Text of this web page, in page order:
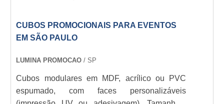
CUBOS PROMOCIONAIS PARA EVENTOS
EM SÃO PAULO
LUMINA PROMOCAO / SP
Cubos modulares em MDF, acrílico ou PVC
espumado, com faces personalizáveis